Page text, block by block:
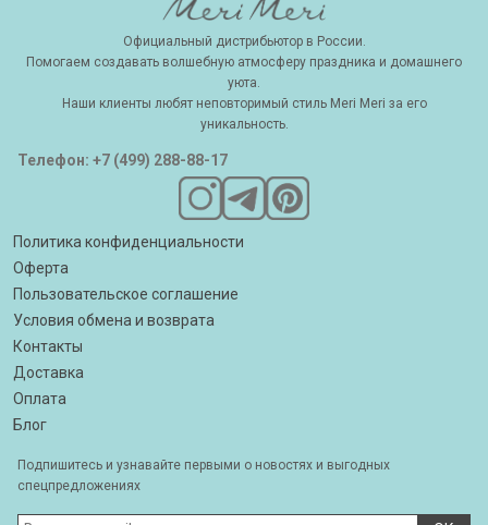
Официальный дистрибьютор в России.
Помогаем создавать волшебную атмосферу праздника и домашнего
уюта.
Наши клиенты любят неповторимый стиль Meri Meri за его
уникальность.
Телефон: +7 (499) 288-88-17
Политика конфиденциальности
Оферта
Пользовательское соглашение
Условия обмена и возврата
Контакты
Доставка
Оплата
Блог
Подпишитесь и узнавайте первыми о новостях и выгодных
спецпредложениях